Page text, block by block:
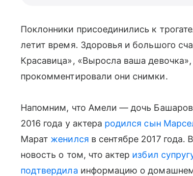
Поклонники присоединились к
летит время. Здоровья и большого
Красавица», «Выросла ваша
прокомментировали они снимки.
Напомним, что Амели — дочь
2016 года у актера родился сын
Марат женился в сентябре 2017
новость о том, что актер избил
подтвердила информацию о